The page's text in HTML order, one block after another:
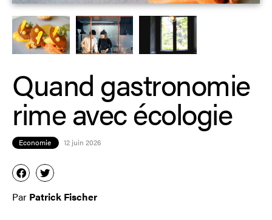
Quand gastronomie
rime avec écologie
Economie 12 juin 2026
Par Patrick Fischer